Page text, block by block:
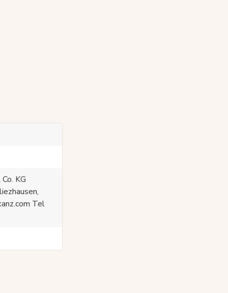
KG
Tel